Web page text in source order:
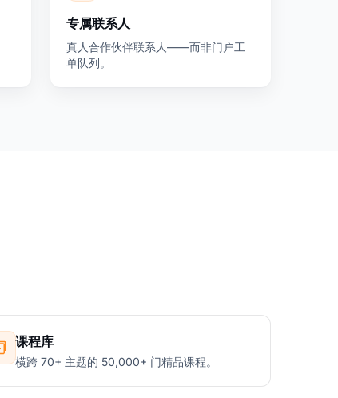
专属联系人
真人合作伙伴联系人——而非门户工
单队列。
课程库
横跨 70+ 主题的 50,000+ 门精品课程。